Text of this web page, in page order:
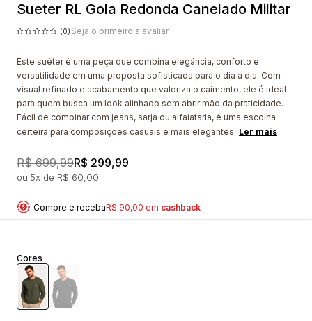
Sueter RL Gola Redonda Canelado Militar
(0) Seja o primeiro a avaliar
Este suéter é uma peça que combina elegância, conforto e
versatilidade em uma proposta sofisticada para o dia a dia. Com
visual refinado e acabamento que valoriza o caimento, ele é ideal
para quem busca um look alinhado sem abrir mão da praticidade.
Fácil de combinar com jeans, sarja ou alfaiataria, é uma escolha
certeira para composições casuais e mais elegantes. Ler mais
R$ 699,99R$ 299,99
5x R$ 60,00
Compre e recebaR$ 90,00 em cashback
Cores